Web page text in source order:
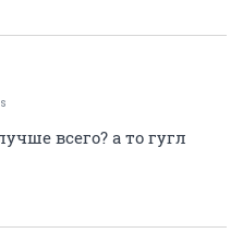
всего? а то гугл